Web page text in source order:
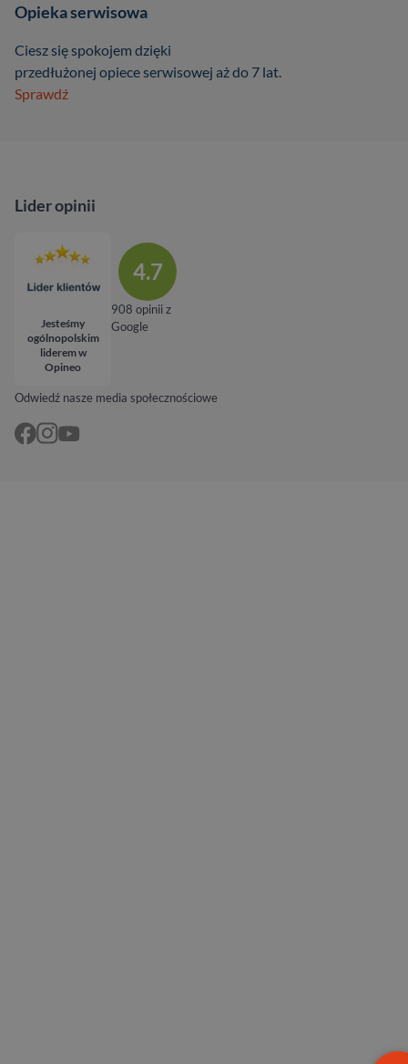
Opieka serwisowa
Ciesz się spokojem dzięki
przedłużonej opiece serwisowej aż do 7 lat.
Sprawdź
Odwiedź nasze media społecznościowe
Lider opinii
Jesteśmy
ogólnopolskim
liderem w
Opineo
4.7
908 opinii z
Google